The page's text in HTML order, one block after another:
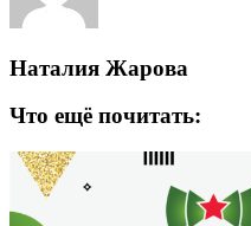
Наталия Жарова
Что ещё почитать: